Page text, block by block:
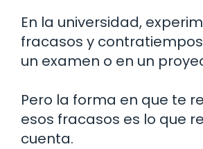
En la universidad,
fracasos y
un examen o en un
Pero la forma en que te
esos fracasos es lo que
cuenta.